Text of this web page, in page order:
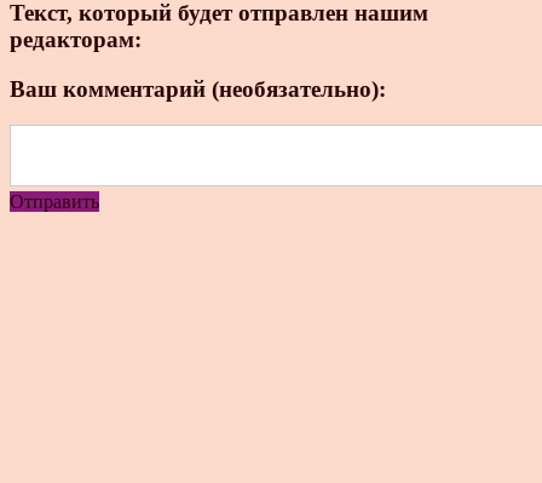
Текст, который будет отправлен нашим
редакторам:
Ваш комментарий (необязательно):
Отправить